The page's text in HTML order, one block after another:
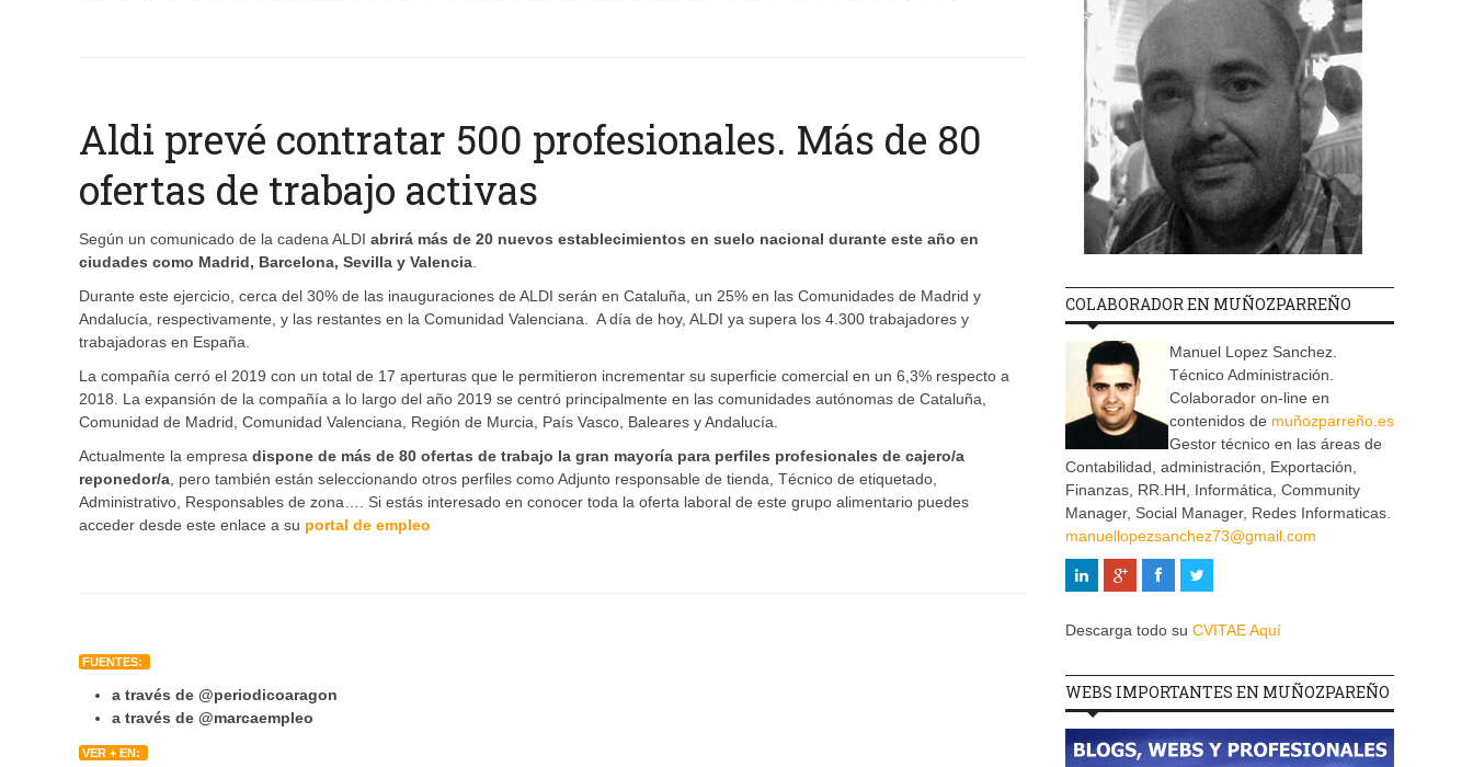
Aldi prevé contratar 500 profesionales. Más de 80
ofertas de trabajo activas
Según un comunicado de la cadena ALDI abrirá más de 20 nuevos establecimientos en suelo nacional durante este año en
ciudades como Madrid, Barcelona, Sevilla y Valencia.
Durante este ejercicio, cerca del 30% de las inauguraciones de ALDI serán en Cataluña, un 25% en las Comunidades de Madrid y
Andalucía, respectivamente, y las restantes en la Comunidad Valenciana. A día de hoy, ALDI ya supera los 4.300 trabajadores y
trabajadoras en España.
La compañía cerró el 2019 con un total de 17 aperturas que le permitieron incrementar su superficie comercial en un 6,3% respecto a
2018. La expansión de la compañía a lo largo del año 2019 se centró principalmente en las comunidades autónomas de Cataluña,
Comunidad de Madrid, Comunidad Valenciana, Región de Murcia, País Vasco, Baleares y Andalucía.
Actualmente la empresa dispone de más de 80 ofertas de trabajo la gran mayoría para perfiles profesionales de cajero/a
reponedor/a, pero también están seleccionando otros perfiles como Adjunto responsable de tienda, Técnico de etiquetado,
Administrativo, Responsables de zona…. Si estás interesado en conocer toda la oferta laboral de este grupo alimentario puedes
acceder desde este enlace a su portal de empleo
FUENTES:
a través de @periodicoaragon
a través de @marcaempleo
VER + EN:
COLABORADOR EN MUÑOZPARREÑO
Manuel Lopez Sanchez.
Técnico Administración.
Colaborador on-line en
contenidos de muñozparreño.es
Gestor técnico en las áreas de
Contabilidad, administración, Exportación,
Finanzas, RR.HH, Informática, Community
Manager, Social Manager, Redes Informaticas.
manuellopezsanchez73@gmail.com
Descarga todo su CVITAE Aquí
WEBS IMPORTANTES EN MUÑOZPAREÑO